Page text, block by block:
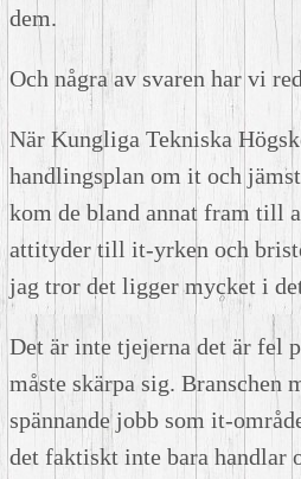
dem.
Och några av svaren har vi
När Kungliga Tekniska
handlingsplan om it och
kom de bland annat fram till
attityder till it-yrken och
jag tror det ligger mycket i
Det är inte tjejerna det är fel
måste skärpa sig. Branschen
spännande jobb som it-
det faktiskt inte bara handlar